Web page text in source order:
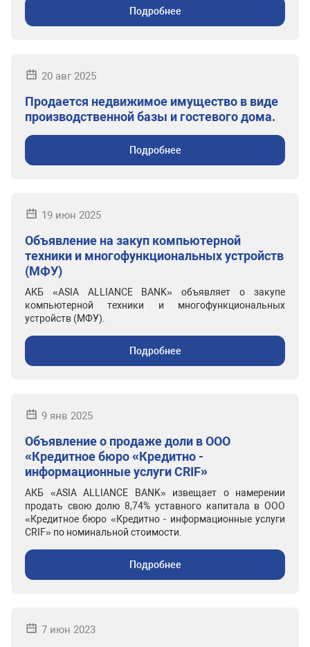
Подробнее
20 авг 2025
Продается недвижимое имущество в виде
производственной базы и гостевого дома.
Подробнее
19 июн 2025
Объявление на закуп компьютерной
техники и многофункциональных устройств
(МФУ)
АКБ «ASIA ALLIANCE BANK» объявляет о закупе
компьютерной техники и многофункциональных
устройств (МФУ).
Подробнее
9 янв 2025
Объявление о продаже доли в ООО
«Кредитное бюро «Кредитно -
информационные услуги CRIF»
АКБ «ASIA ALLIANCE BANK» извещает о намерении
продать свою долю 8,74% уставного капитала в ООО
«Кредитное бюро «Кредитно - информационные услуги
CRIF» по номинальной стоимости.
Подробнее
7 июн 2023